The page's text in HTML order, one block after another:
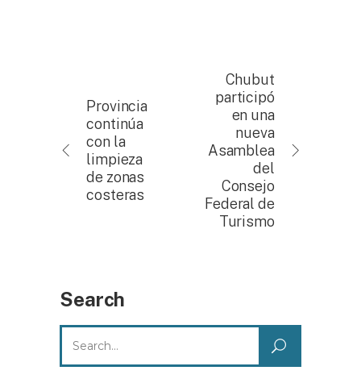
Provincia
continúa
con la
limpieza
de zonas
costeras
Chubut
participó
en una
nueva
Asamblea
del
Consejo
Federal de
Turismo
Search
Search
for: